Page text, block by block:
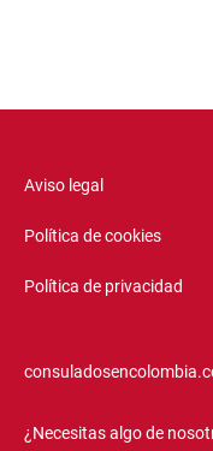
Aviso legal
Política de cookies
Política de privacidad
¿Necesitas algo de